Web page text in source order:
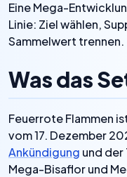
Eine Mega-
Linie: Ziel wählen,
Sammelwert trennen.
Was das
Feuerrote Flammen
vom 17. Dezember
Ankündigung und der
Mega-Bisaflor und